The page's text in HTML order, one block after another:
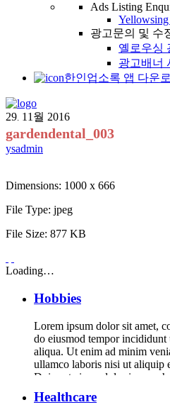
Ads Listing
광고문의 및 수
옐로우싱
광고배너
한인업소록 앱 다운
29. 11월 2016
gardendental_003
ysadmin
Dimensions: 1000 x 666
File Type: jpeg
File Size: 877 KB
Loading…
Hobbies
Lorem ipsum dolor sit amet,
do eiusmod tempor incididunt
aliqua. Ut enim ad minim
ullamco laboris nisi ut aliquip
Duis aute irure dolor in
ipsum dolor sit amet,
Healthcare